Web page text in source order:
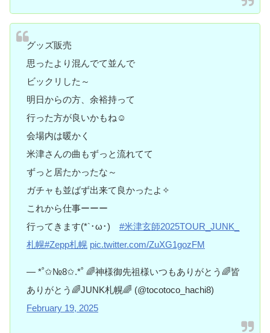
グッズ販売
思ったより混んでて並んで
ビックリした～
明日からの方、余裕持って
行った方が良いかもね☺️
会場内は暖かく
米津さんの曲もずっと流れてて
ずっと居たかったな～
ガチャも並ばず出来て良かったよ✧︎
これから仕事ーーー
行ってきます(*`･ω･)ゞ #米津玄師2025TOUR_JUNK_
札幌#Zepp札幌 pic.twitter.com/ZuXG1gozFM
— *˚✩№8✩.*˚ 🌈神様御先祖様いつもありがとう🌈皆
ありがとう🌈JUNK札幌🌈 (@tocotoco_hachi8)
February 19, 2025